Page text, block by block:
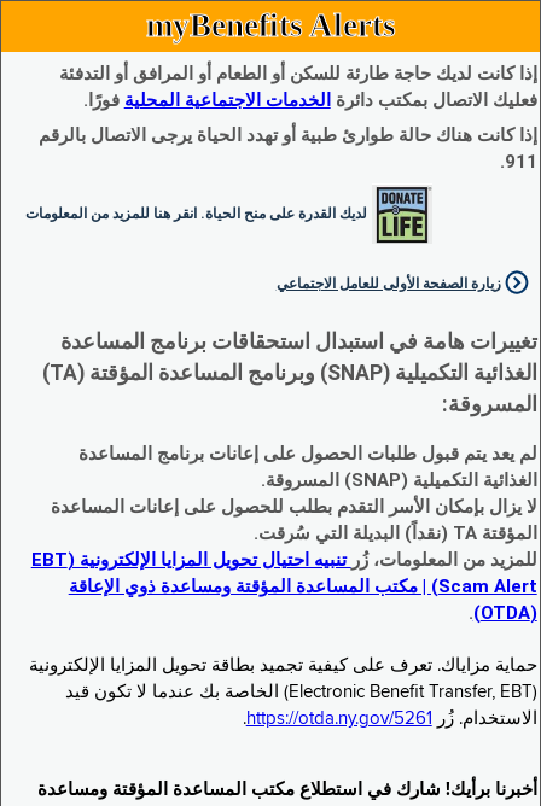
myBenefits Alerts
إذا كانت لديك حاجة طارئة للسكن أو الطعام أو المرافق أو التدفئة
فعليك الاتصال بمكتب دائرة الخدمات الاجتماعية المحلية فورًا.
إذا كانت هناك حالة طوارئ طبية أو تهدد الحياة يرجى الاتصال بالرقم
911.
لديك القدرة على منح الحياة. انقر هنا للمزيد من المعلومات
زيارة الصفحة الأولى للعامل الاجتماعي
تغييرات هامة في استبدال استحقاقات برنامج المساعدة
الغذائية التكميلية (SNAP) وبرنامج المساعدة المؤقتة (TA)
المسروقة:
لم يعد يتم قبول طلبات الحصول على إعانات برنامج المساعدة
الغذائية التكميلية (SNAP) المسروقة.
لا يزال بإمكان الأسر التقدم بطلب للحصول على إعانات المساعدة
المؤقتة TA (نقداً) البديلة التي سُرقت.
للمزيد من المعلومات، زُر
تنبيه احتيال تحويل المزايا الإلكترونية (EBT
Scam Alert) | مكتب المساعدة المؤقتة ومساعدة ذوي الإعاقة
(OTDA)
.
حماية مزاياك. تعرف على كيفية تجميد بطاقة تحويل المزايا الإلكترونية
(Electronic Benefit Transfer, EBT) الخاصة بك عندما لا تكون قيد
الاستخدام. زُر
https://otda.ny.gov/5261
.
أخبرنا برأيك! شارك في استطلاع مكتب المساعدة المؤقتة ومساعدة